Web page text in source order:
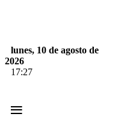
lunes, 10 de agosto de
2026
17:27
≡